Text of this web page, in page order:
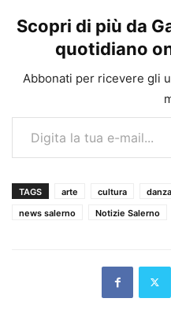
Scopri di più da
quotidiano
Abbonati per ricevere gli
Digita la tua e-mail...
TAGS arte cultura danza
news salerno
Notizie Salerno